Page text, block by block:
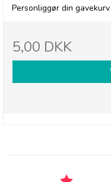
Personliggør din
5,00 DKK